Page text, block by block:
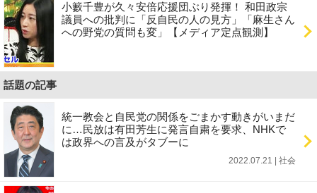
小籔千豊が久々安倍応援団ぶり発揮！ 和田政宗
議員への批判に「反自民の人の見方」「麻生さん
への野党の質問も変」【メディア定点観測】
話題の記事
統一教会と自民党の関係をごまかす動きがいまだ
に…民放は有田芳生に発言自粛を要求、NHKで
は政界への言及がタブーに
2022.07.21 | 社会